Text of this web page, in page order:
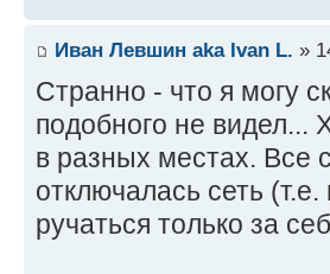
Иван Левшин aka Ivan L. »
Странно - что я могу
подобного не видел...
в разных местах. Все
отключалась сеть
ручаться только за